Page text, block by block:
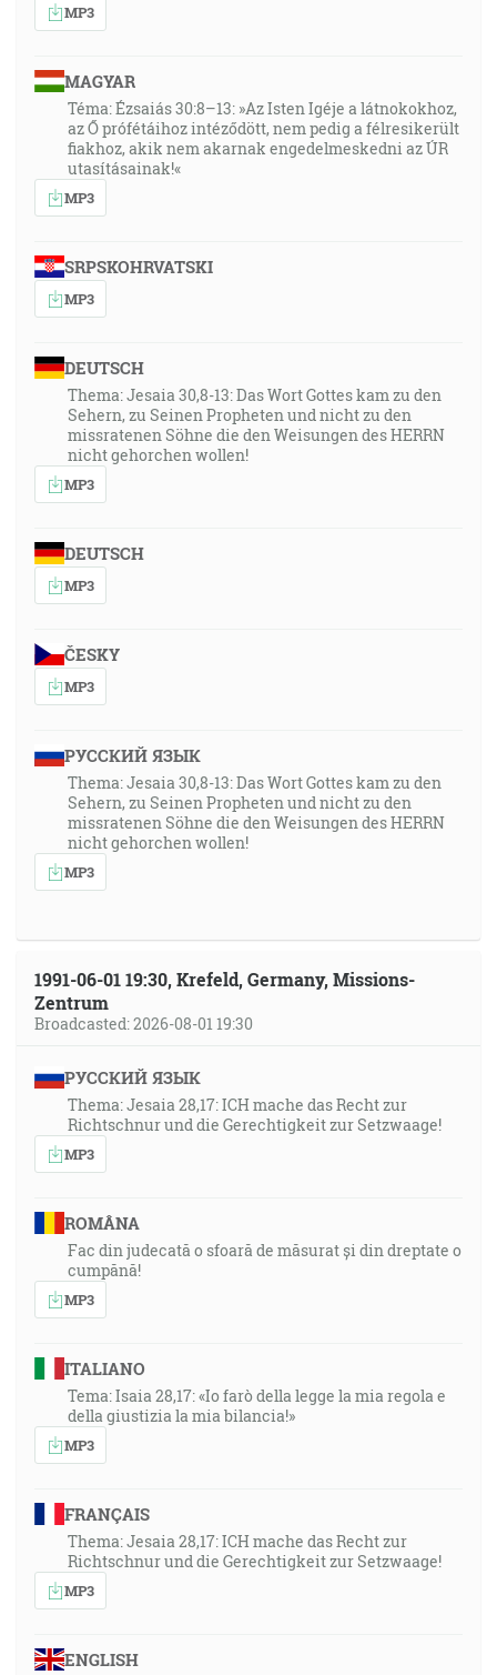
MP3
MAGYAR
Téma: Ézsaiás 30:8–13: »Az Isten Igéje a látnokokhoz,
az Ő prófétáihoz intéződött, nem pedig a félresikerült
fiakhoz, akik nem akarnak engedelmeskedni az ÚR
utasításainak!«
MP3
SRPSKOHRVATSKI
MP3
DEUTSCH
Thema: Jesaia 30,8-13: Das Wort Gottes kam zu den
Sehern, zu Seinen Propheten und nicht zu den
missratenen Söhne die den Weisungen des HERRN
nicht gehorchen wollen!
MP3
DEUTSCH
MP3
ČESKY
MP3
РУССКИЙ ЯЗЫК
Thema: Jesaia 30,8-13: Das Wort Gottes kam zu den
Sehern, zu Seinen Propheten und nicht zu den
missratenen Söhne die den Weisungen des HERRN
nicht gehorchen wollen!
MP3
1991-06-01 19:30, Krefeld, Germany, Missions-
Zentrum
Broadcasted: 2026-08-01 19:30
РУССКИЙ ЯЗЫК
Thema: Jesaia 28,17: ICH mache das Recht zur
Richtschnur und die Gerechtigkeit zur Setzwaage!
MP3
ROMÂNA
Fac din judecată o sfoară de măsurat și din dreptate o
cumpănă!
MP3
ITALIANO
Tema: Isaia 28,17: «Io farò della legge la mia regola e
della giustizia la mia bilancia!»
MP3
FRANÇAIS
Thema: Jesaia 28,17: ICH mache das Recht zur
Richtschnur und die Gerechtigkeit zur Setzwaage!
MP3
ENGLISH